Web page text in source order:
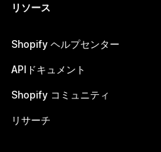
リソース
Shopify ヘルプセンター
APIドキュメント
Shopify コミュニティ
リサーチ